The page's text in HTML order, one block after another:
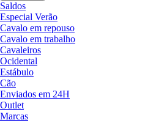
Saldos
Especial Verão
Cavalo em repouso
Cavalo em trabalho
Cavaleiros
Ocidental
Estábulo
Cão
Enviados em 24H
Outlet
Marcas